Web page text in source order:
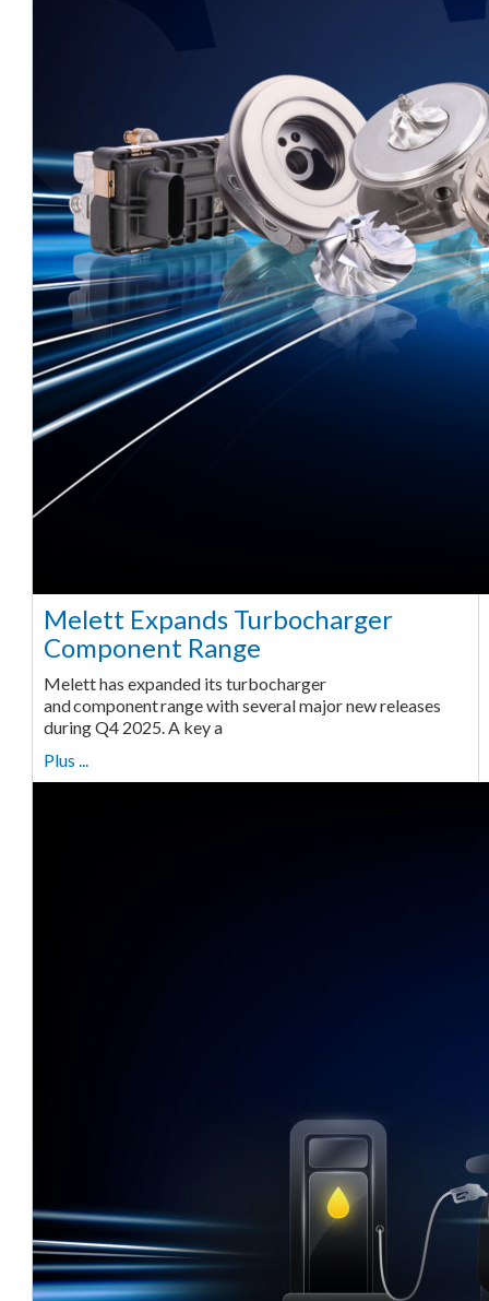
Melett Expands Turbocharger
Component Range
Melett has expanded its turbocharger
and component range with several major new releases
during Q4 2025. A key a
Plus ...